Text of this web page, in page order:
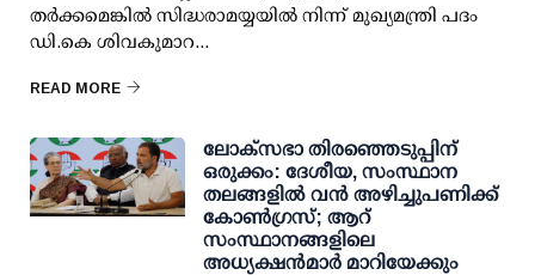
തര്‍ക്കമെങ്കില്‍ സിദ്ധരാമയ്യയില്‍ നിന്ന് മുഖ്യമന്ത്രി പദം
ഡി.കെ ശിവകുമാറ...
READ MORE
ലോക്‌സഭാ തിരഞ്ഞെടുപ്പിന്
ഒരുക്കം: ദേശീയ, സംസ്ഥാന
തലങ്ങളില്‍ വന്‍ അഴിച്ചുപണിക്ക്
കോണ്‍ഗ്രസ്; ആറ്
സംസ്ഥാനങ്ങളിലെ
അധ്യക്ഷന്‍മാര്‍ മാറിയേക്കും